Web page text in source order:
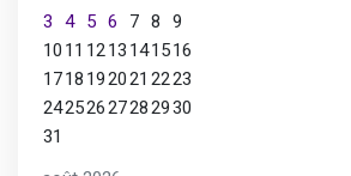
3
4 5 6 7 8
9
10 11 1213 141516
1718 192021 2223
24252627282930
31